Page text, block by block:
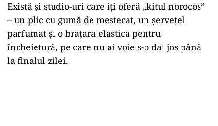
Există și studio-uri care îți oferă „kitul norocos”
– un plic cu gumă de mestecat, un șervețel
parfumat și o brățară elastică pentru
încheietură, pe care nu ai voie s-o dai jos până
la finalul zilei.